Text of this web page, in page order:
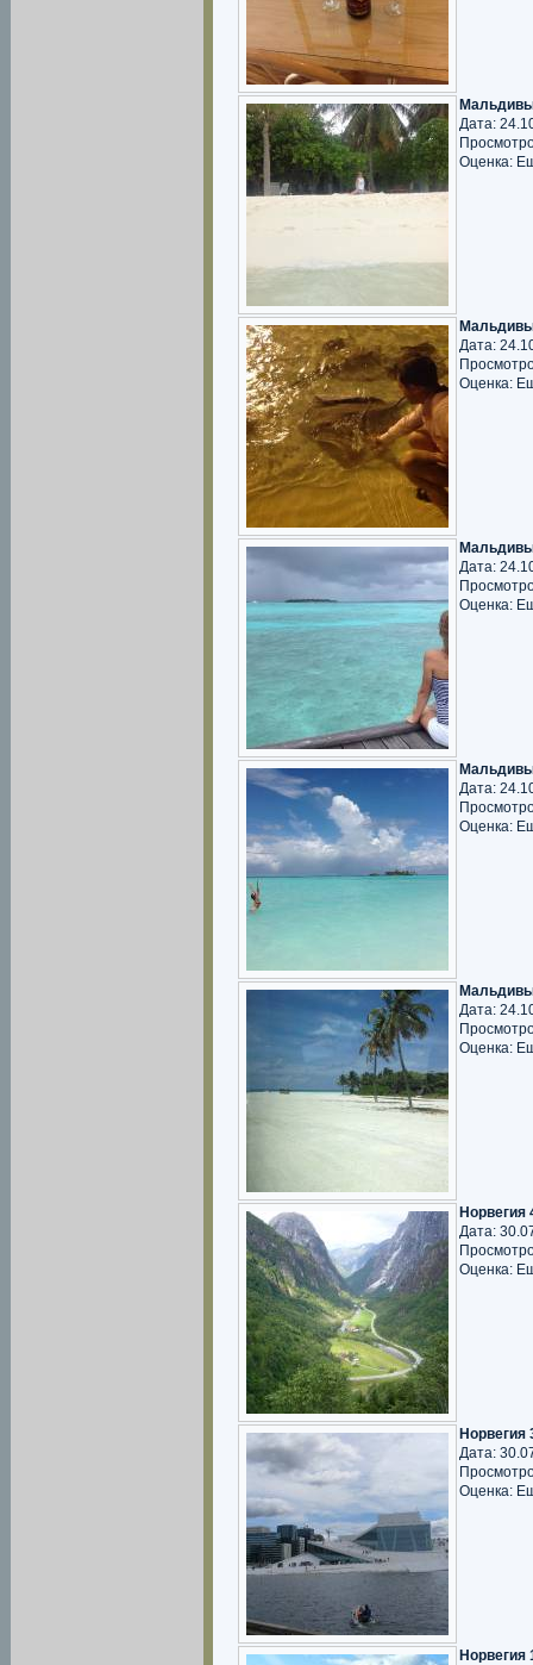
Дата:
Оценка:
Дата:
Оценка:
Дата:
Оценка:
Дата:
Оценка:
Дата:
Оценка:
Норвегия
Дата:
Оценка:
Норвегия
Дата:
Оценка:
Норвегия